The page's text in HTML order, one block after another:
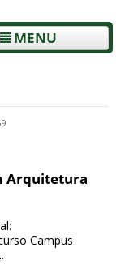
MENU
Arquitetura
Campus